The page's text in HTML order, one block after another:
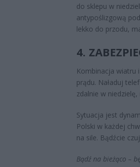
do sklepu w
antypoślizgową
lekko do przodu,
4.
Kombinacja wiatru
prądu. Naładuj
zdalnie w
Sytuacja jest
Polski w każdej
na sile. Bądźcie
Bądź na bieżąco –